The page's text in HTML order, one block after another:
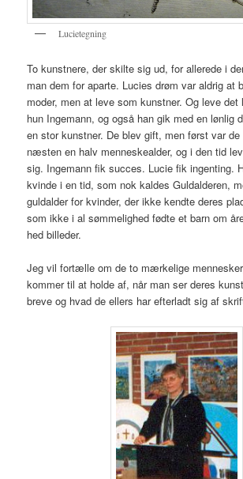
Lucietegning
To kunstnere, der skilte sig ud, for allerede i
man dem for aparte. Lucies drøm var aldrig at
moder, men at leve som kunstner. Og leve
hun Ingemann, og også han gik med en lønlig
en stor kunstner. De blev gift, men først var
næsten en halv menneskealder, og i den tid
sig. Ingemann fik succes. Lucie fik ingenting.
kvinde i en tid, som nok kaldes Guldalderen,
guldalder for kvinder, der ikke kendte deres
som ikke i al sømmelighed fødte et barn om
hed billeder.
Jeg vil fortælle om de to mærkelige
kommer til at holde af, når man ser deres
breve og hvad de ellers har efterladt sig af